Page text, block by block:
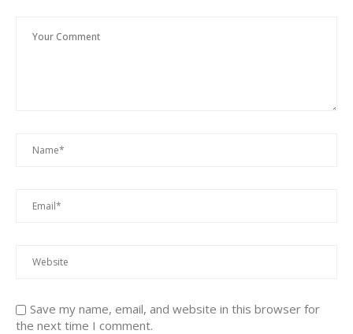
Save my name, email, and website in this browser for
the next time I comment.